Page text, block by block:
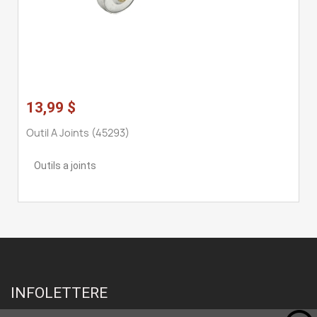
13,99 $
Outil A Joints (45293)
Outils a joints
INFOLETTERE